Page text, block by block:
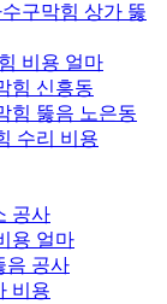
구막힘 상가 뚫
비용 얼마
힘 신흥동
힘 뚫음 노은동
수리 비용
공사
용 얼마
음 공사
비용